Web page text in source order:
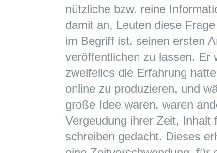
nützliche bzw. reine
damit an, Leuten diese
im Begriff ist, seinen ersten
veröffentlichen zu lassen. Er
zweifellos die Erfahrung
online zu produzieren, und
große Idee waren, waren
Vergeudung ihrer Zeit, Inhalt
schreiben gedacht. Dieses